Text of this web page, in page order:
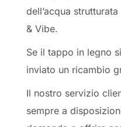
dell’acqua
& Vibe.
Se il tappo in legno
inviato un ricambio
Il nostro servizio
sempre a